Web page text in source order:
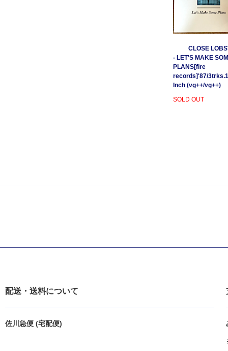
CLOSE
- LET'S MAKE
PLANS[fire
records]'87/
Inch (vg++/vg++)
SOLD OUT
配送・送料について
佐川急便 (宅配便)